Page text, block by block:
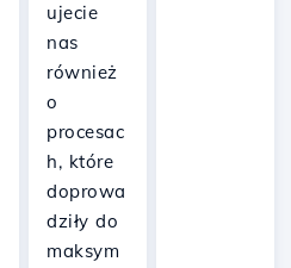
ujecie
nas
również
o
procesac
h, które
doprowa
dziły do
maksym